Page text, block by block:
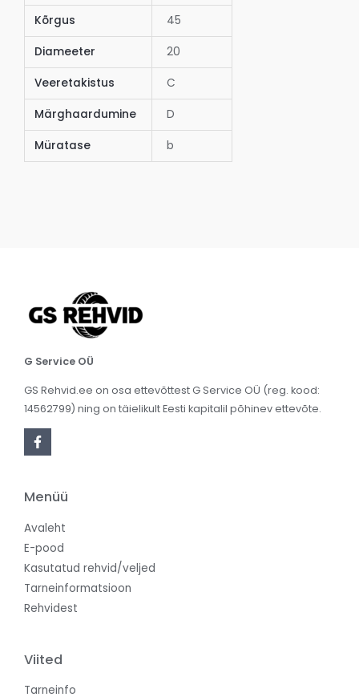
Kõrgus 45
Diameeter 20
Veeretakistus C
Märghaardumine D
Müratase b
G Service OÜ
GS Rehvid.ee on osa ettevõttest G Service OÜ (reg. kood:
14562799) ning on täielikult Eesti kapitalil põhinev ettevõte.
Menüü
Avaleht
E-pood
Kasutatud rehvid/veljed
Tarneinformatsioon
Rehvidest
Viited
Tarneinfo